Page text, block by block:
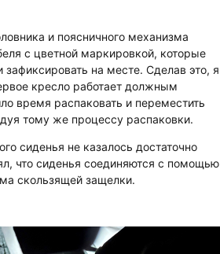
и поясничного механизма
с цветной маркировкой, которые
зафиксировать на месте. Сделав это, я
кресло работает должным
время распаковать и переместить
тому же процессу распаковки.
сиденья не казалось достаточно
что сиденья соединяются с помощью
скользящей защелки.